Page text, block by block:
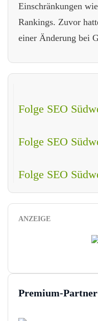
Einschränkungen
Rankings. Zuvor
einer Änderung bei
Folge SEO
Folge SEO
Folge SEO
ANZEIGE
Premium-